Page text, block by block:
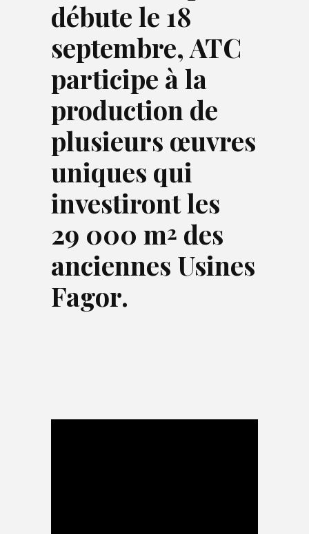
débute le 18
septembre, ATC
participe à la
production de
plusieurs œuvres
uniques qui
investiront les
29 000 m2 des
anciennes Usines
Fagor.